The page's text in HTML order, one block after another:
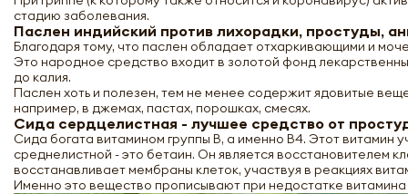
стадию заболевания.
Паслен индийский против лихорадки, простуды,
Благодаря тому, что паслен обладает отхаркивающими и
Это народное средство входит в золотой фонд
до калия.
Паслен хоть и полезен, тем не менее содержит ядовитые
например, в джемах, пастах, порошках, смесях.
Сида сердцелистная - лучшее средство от
Сида богата витамином группы В, а именно В4. Этот витамин
среднелистной - это бетаин. Он является восстановителем
восстанавливает мембраны клеток, участвуя в реакциях
Именно это вещество прописывают при недостатке витамина